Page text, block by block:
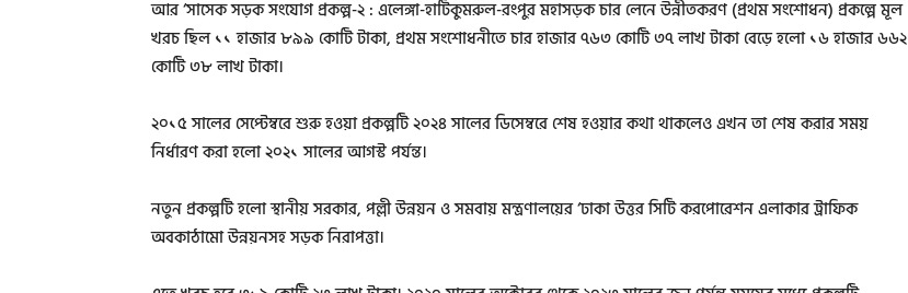
আর ‘সাসেক সড়ক সংযোগ প্রকল্প-২ : এলেঙ্গা-হাটিকুমরুল-রংপুর মহাসড়ক চার লেনে উন্নীতকরণ (প্রথম সংশোধন) প্রকল্পে মূল
খরচ ছিল ১১ হাজার ৮৯৯ কোটি টাকা, প্রথম সংশোধনীতে চার হাজার ৭৬৩ কোটি ৩৭ লাখ টাকা বেড়ে হলো ১৬ হাজার ৬৬২
কোটি ৩৮ লাখ টাকা।
২০১৫ সালের সেপ্টেম্বরে শুরু হওয়া প্রকল্পটি ২০২৪ সালের ডিসেম্বরে শেষ হওয়ার কথা থাকলেও এখন তা শেষ করার সময়
নির্ধারণ করা হলো ২০২১ সালের আগস্ট পর্যন্ত।
নতুন প্রকল্পটি হলো স্থানীয় সরকার, পল্লী উন্নয়ন ও সমবায় মন্ত্রণালয়ের ‘ঢাকা উত্তর সিটি করপোরেশন এলাকার ট্রাফিক
অবকাঠামো উন্নয়নসহ সড়ক নিরাপত্তা।